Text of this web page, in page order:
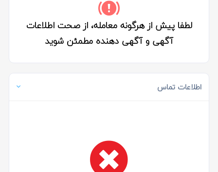
لطفا پیش از هرگونه معامله، از صحت اطلاعات
آگهی و آگهی دهنده مطمئن شوید
اطلاعات تماس